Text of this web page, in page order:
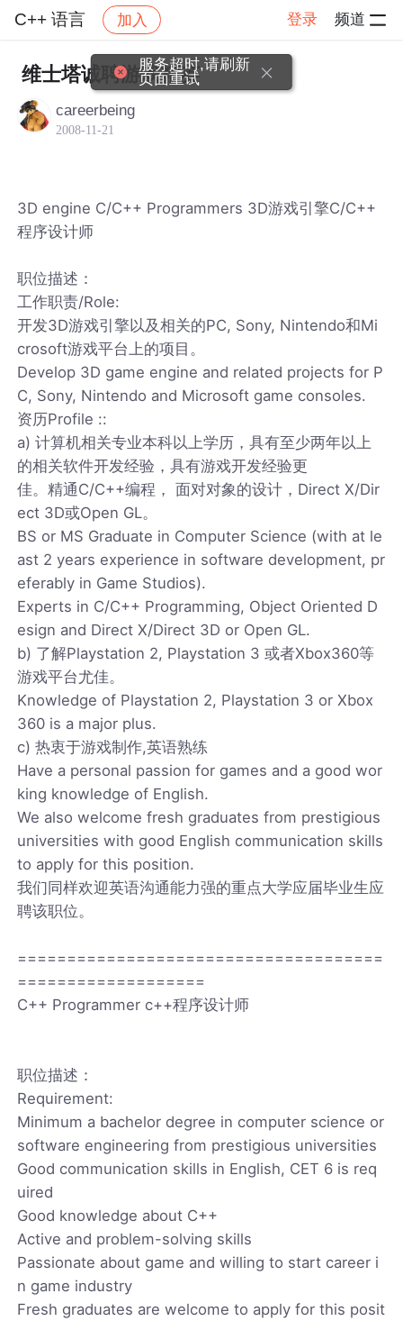
C++ 语言 加入 登录 频道
社区 C++ 语言 帖子详情
维士塔诚聘游戏精英
careerbeing
2008-11-21
3D engine C/C++ Programmers 3D游戏引擎C/C++
程序设计师
职位描述：
工作职责/Role:
开发3D游戏引擎以及相关的PC, Sony, Nintendo和Mi
crosoft游戏平台上的项目。
Develop 3D game engine and related projects for P
C, Sony, Nintendo and Microsoft game consoles.
资历Profile ::
a) 计算机相关专业本科以上学历，具有至少两年以上
的相关软件开发经验，具有游戏开发经验更
佳。精通C/C++编程， 面对对象的设计，Direct X/Dir
ect 3D或Open GL。
BS or MS Graduate in Computer Science (with at le
ast 2 years experience in software development, pr
eferably in Game Studios).
Experts in C/C++ Programming, Object Oriented D
esign and Direct X/Direct 3D or Open GL.
b) 了解Playstation 2, Playstation 3 或者Xbox360等
游戏平台尤佳。
Knowledge of Playstation 2, Playstation 3 or Xbox
360 is a major plus.
c) 热衷于游戏制作,英语熟练
Have a personal passion for games and a good wor
king knowledge of English.
We also welcome fresh graduates from prestigious
universities with good English communication skills
to apply for this position.
我们同样欢迎英语沟通能力强的重点大学应届毕业生应
聘该职位。
=====================================
===================
C++ Programmer c++程序设计师
职位描述：
Requirement:
Minimum a bachelor degree in computer science or
software engineering from prestigious universities
Good communication skills in English, CET 6 is req
uired
Good knowledge about C++
Active and problem-solving skills
Passionate about game and willing to start career i
n game industry
Fresh graduates are welcome to apply for this posit
服务超时,请刷新
页面重试